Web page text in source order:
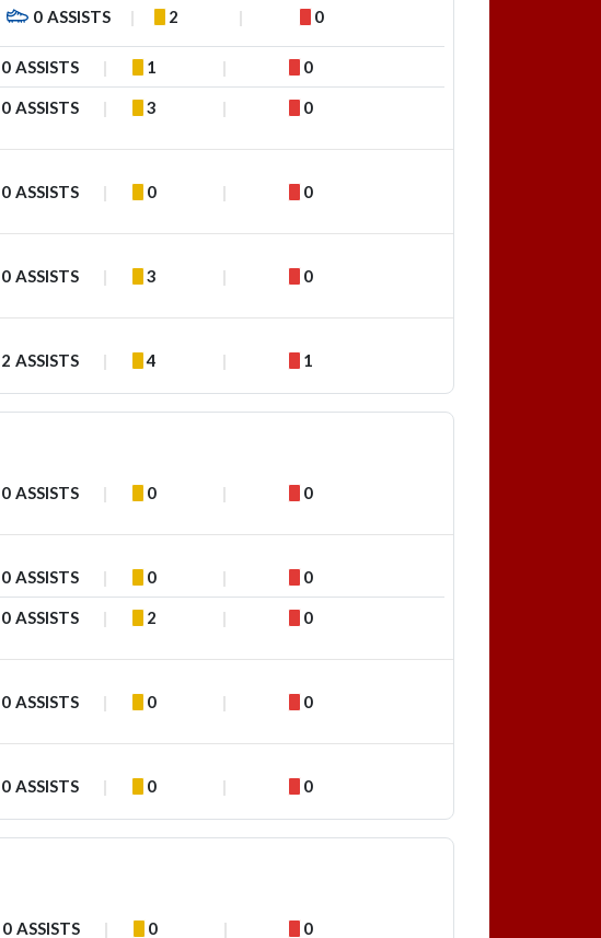
0 ASSISTS 2 0
0 ASSISTS 1 0
0 ASSISTS 3 0
0 ASSISTS 0 0
0 ASSISTS 3 0
2 ASSISTS 4 1
0 ASSISTS 0 0
0 ASSISTS 0 0
0 ASSISTS 2 0
0 ASSISTS 0 0
0 ASSISTS 0 0
0 ASSISTS 0 0